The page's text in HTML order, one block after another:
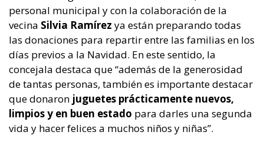
personal municipal y con la colaboración de la
vecina Silvia Ramírez ya están preparando todas
las donaciones para repartir entre las familias en los
días previos a la Navidad. En este sentido, la
concejala destaca que “además de la generosidad
de tantas personas, también es importante destacar
que donaron juguetes prácticamente nuevos,
limpios y en buen estado para darles una segunda
vida y hacer felices a muchos niños y niñas”.